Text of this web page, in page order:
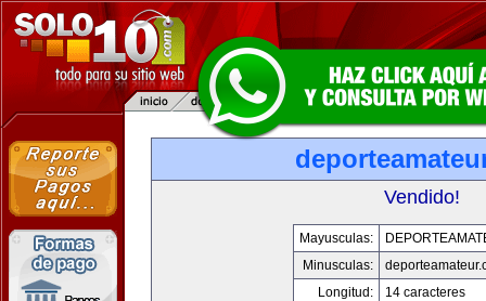
Vendido!
Mayusculas:
Minusculas:
Longitud:
14 caracteres